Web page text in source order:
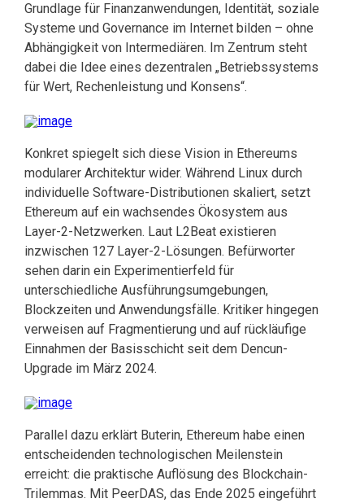
Grundlage für Finanzanwendungen, Identität, soziale
Systeme und Governance im Internet bilden – ohne
Abhängigkeit von Intermediären. Im Zentrum steht
dabei die Idee eines dezentralen „Betriebssystems
für Wert, Rechenleistung und Konsens“.
Konkret spiegelt sich diese Vision in Ethereums
modularer Architektur wider. Während Linux durch
individuelle Software-Distributionen skaliert, setzt
Ethereum auf ein wachsendes Ökosystem aus
Layer-2-Netzwerken. Laut L2Beat existieren
inzwischen 127 Layer-2-Lösungen. Befürworter
sehen darin ein Experimentierfeld für
unterschiedliche Ausführungsumgebungen,
Blockzeiten und Anwendungsfälle. Kritiker hingegen
verweisen auf Fragmentierung und auf rückläufige
Einnahmen der Basisschicht seit dem Dencun-
Upgrade im März 2024.
Parallel dazu erklärt Buterin, Ethereum habe einen
entscheidenden technologischen Meilenstein
erreicht: die praktische Auflösung des Blockchain-
Trilemmas. Mit PeerDAS, das Ende 2025 eingeführt